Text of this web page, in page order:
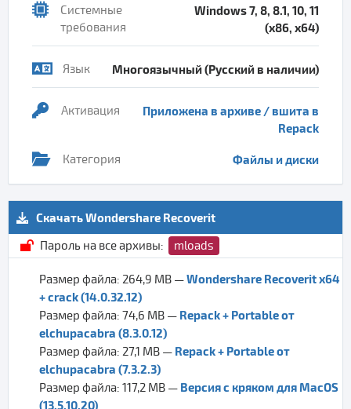
Системные
требования
Windows 7, 8, 8.1, 10, 11
(x86, x64)
Язык Многоязычный (Русский в наличии)
Активация
Приложена в архиве / вшита в
Repack
Категория Файлы и диски
Скачать Wondershare Recoverit
Пароль на все архивы:
mloads
Размер файла: 264,9 MB —Wondershare Recoverit x64
+ crack (14.0.32.12)
Размер файла: 74,6 MB — Repack + Portable от
elchupacabra (8.3.0.12)
Размер файла: 27,1 MB — Repack + Portable от
elchupacabra (7.3.2.3)
Размер файла: 117,2 MB — Версия с кряком для MacOS
(13.5.10.20)